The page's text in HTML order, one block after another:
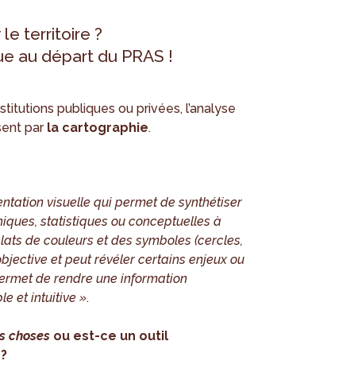
le territoire ?
au départ du PRAS !
publiques ou privées, l’analyse
par la cartographie.
visuelle qui permet de synthétiser
statistiques ou conceptuelles à
de couleurs et des symboles (cercles,
et peut révéler certains enjeux ou
de rendre une information
et intuitive ».
choses ou est-ce un outil